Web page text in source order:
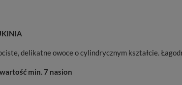
delikatne owoce o cylindrycznym kształcie.
min. 7 nasion